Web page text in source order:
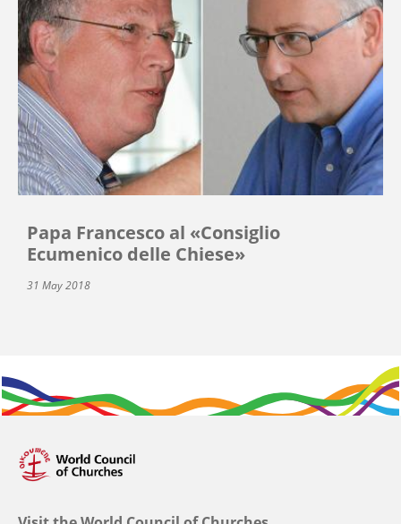
Papa Francesco al «Consiglio
Ecumenico delle Chiese»
31 May 2018